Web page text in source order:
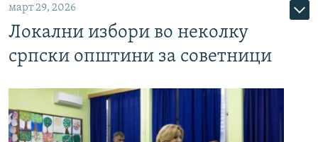
март 29, 2026
Локални избори во неколку
српски општини за советници